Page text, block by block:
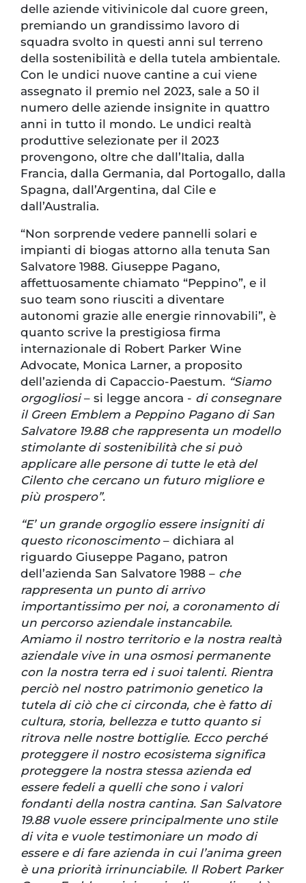
delle aziende vitivinicole dal cuore green,
premiando un grandissimo lavoro di
squadra svolto in questi anni sul terreno
della sostenibilità e della tutela ambientale.
Con le undici nuove cantine a cui viene
assegnato il premio nel 2023, sale a 50 il
numero delle aziende insignite in quattro
anni in tutto il mondo. Le undici realtà
produttive selezionate per il 2023
provengono, oltre che dall’Italia, dalla
Francia, dalla Germania, dal Portogallo, dalla
Spagna, dall’Argentina, dal Cile e
dall’Australia.
“Non sorprende vedere pannelli solari e
impianti di biogas attorno alla tenuta San
Salvatore 1988. Giuseppe Pagano,
affettuosamente chiamato “Peppino”, e il
suo team sono riusciti a diventare
autonomi grazie alle energie rinnovabili”, è
quanto scrive la prestigiosa firma
internazionale di Robert Parker Wine
Advocate, Monica Larner, a proposito
dell’azienda di Capaccio-Paestum. “Siamo
orgogliosi– si legge ancora - di consegnare
il Green Emblem a Peppino Pagano di San
Salvatore 19.88 che rappresenta un modello
stimolante di sostenibilità che si può
applicare alle persone di tutte le età del
Cilento che cercano un futuro migliore e
più prospero”.
“E’ un grande orgoglio essere insigniti di
questo riconoscimento– dichiara al
riguardo Giuseppe Pagano, patron
dell’azienda San Salvatore 1988 – che
rappresenta un punto di arrivo
importantissimo per noi, a coronamento di
un percorso aziendale instancabile.
Amiamo il nostro territorio e la nostra realtà
aziendale vive in una osmosi permanente
con la nostra terra ed i suoi talenti. Rientra
perciò nel nostro patrimonio genetico la
tutela di ciò che ci circonda, che è fatto di
cultura, storia, bellezza e tutto quanto si
ritrova nelle nostre bottiglie. Ecco perché
proteggere il nostro ecosistema significa
proteggere la nostra stessa azienda ed
essere fedeli a quelli che sono i valori
fondanti della nostra cantina. San Salvatore
19.88 vuole essere principalmente uno stile
di vita e vuole testimoniare un modo di
essere e di fare azienda in cui l’anima green
è una priorità irrinunciabile. Il Robert Parker